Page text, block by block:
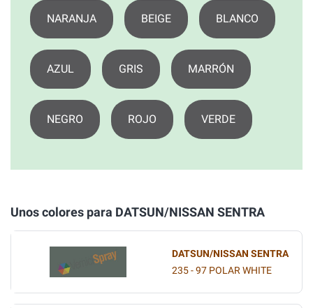
NARANJA BEIGE BLANCO
AZUL GRIS MARRÓN
NEGRO ROJO VERDE
Unos colores para DATSUN/NISSAN SENTRA
DATSUN/NISSAN SENTRA
235 - 97 POLAR WHITE